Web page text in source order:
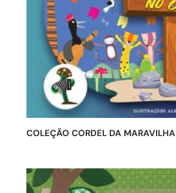
COLEÇÃO CORDEL DA MARAVILHA